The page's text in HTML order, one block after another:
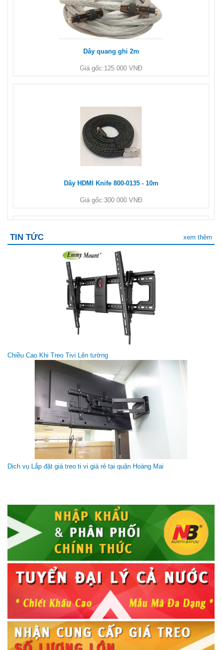
Dây quang ghi 2m
Giá gốc:125 000 VNĐ
Dây HDMI Knife 800-0135 - 10m
Giá gốc:300 000 VNĐ
Dây HDMI đầu kích - 30m
Giá gốc: 1 300 000 VNĐ
Dây HDMI 20m
Giá gốc:350 000 VNĐ
Dây HDMI 10m
130 000 VNĐ
TIN TỨC xem thêm
Chiều Cao Khi Treo Tivi Lên tường
Dịch vụ Lắp đặt giá treo ti vi giá rẻ tại quận Hoàng Mai